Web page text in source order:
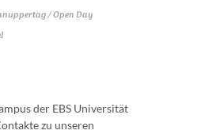
/ Open Day
der EBS Universität
zu unseren